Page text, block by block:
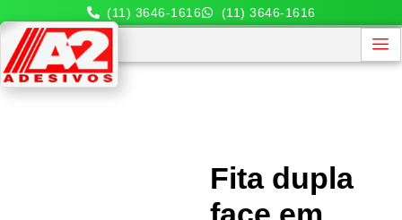
(11) 3646-1616 (11) 3646-1616
Fita dupla